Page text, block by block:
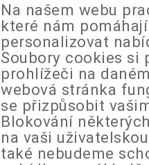
Na našem webu
které nám
personalizovat
Soubory cookies si
prohlížeči na
webová stránka
se přizpůsobit
Blokování
na vaši
také nebudeme